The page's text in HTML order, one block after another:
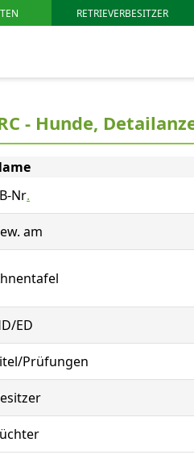
RETRIEVERBESITZER
- Hunde,
Nr.
am
ED
Prüfungen